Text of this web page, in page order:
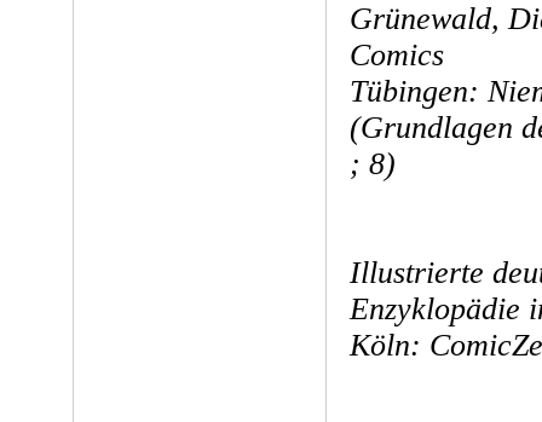
Grünewald,
Comics
Tübingen:
(Grundlagen
; 8)
Illustrierte
Enzyklopädie
Köln: